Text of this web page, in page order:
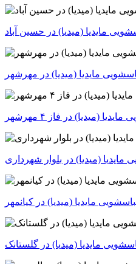
مایدیا (میدیا) در حسین آباد
مایدیا (میدیا) در مهرشهر
(میدیا) در فاز ۴ مهرشهر
مایدیا (میدیا) در بلوار شهرداری
مایدیا (میدیا) در کیانمهر
مایدیا (میدیا) در گلستانک